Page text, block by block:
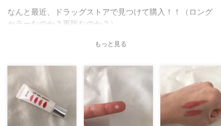
なんと最近、ドラッグストアで見つけて購入！！（ロング
セラーなのか？再販なのか？）
今の私の使い方としては、マスクの下でバッチリとリップ
しっかりとコートされるのでマスクに口紅が付くことはあ
りません。
ピタッと密着するのでマスクの下で口紅がヨレることもあ
りません。
もっと見る